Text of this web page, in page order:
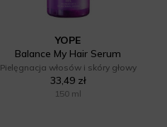
YOPE
Balance My Hair Serum
Pielęgnacja włosów i skóry głowy
33,49 zł
150 ml